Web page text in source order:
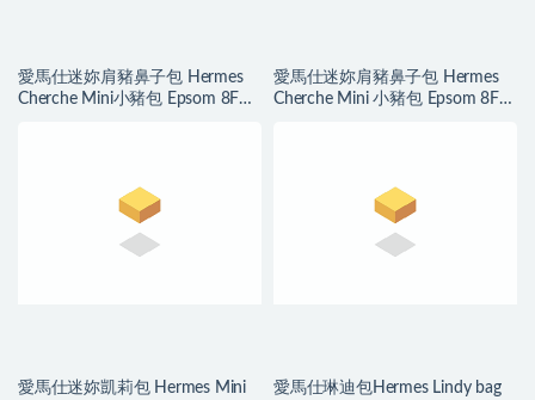
愛馬仕迷妳肩豬鼻子包 Hermes
Cherche Mini小豬包 Epsom 8F錫
愛馬仕迷妳肩豬鼻子包 Hermes
Cherche Mini 小豬包 Epsom 8F
愛馬仕迷妳凱莉包 Hermes Mini
愛馬仕琳迪包Hermes Lindy bag